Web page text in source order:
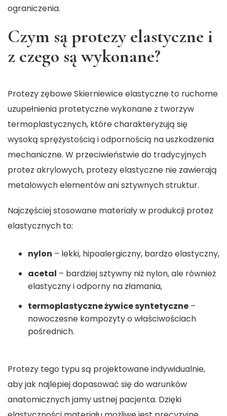
ograniczenia.
Czym są protezy elastyczne i
z czego są wykonane?
Protezy zębowe Skierniewiceelastyczne to ruchome
uzupełnienia protetyczne wykonane z tworzyw
termoplastycznych, które charakteryzują się
wysoką sprężystością i odpornością na uszkodzenia
mechaniczne. W przeciwieństwie do tradycyjnych
protez akrylowych, protezy elastyczne nie zawierają
metalowych elementów ani sztywnych struktur.
Najczęściej stosowane materiały w produkcji protez
elastycznych to:
nylon – lekki, hipoalergiczny, bardzo elastyczny,
acetal – bardziej sztywny niż nylon, ale również
elastyczny i odporny na złamania,
termoplastyczne żywice syntetyczne –
nowoczesne kompozyty o właściwościach
pośrednich.
Protezy tego typu są projektowane indywidualnie,
aby jak najlepiej dopasować się do warunków
anatomicznych jamy ustnej pacjenta. Dzięki